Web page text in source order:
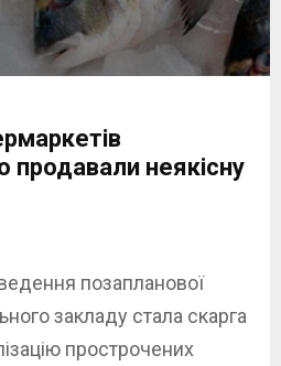
продавали неякісну
позапланової
закладу стала скарга
прострочених